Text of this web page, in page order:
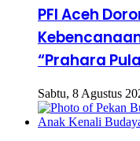
PFI Aceh
“Prahara
Sabtu, 8 Agustus